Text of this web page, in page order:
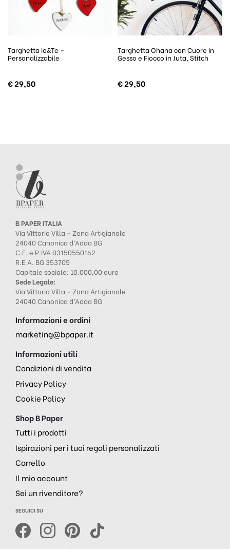
Targhetta Io&Te –
Personalizzabile
€29,50
Targhetta Ohana con Cuore in
Gesso e Fiocco in Juta, Stitch
€29,50
B PAPER ITALIA
Via Vittorio Villa – Zona Artigianale
24040 Canonica d’Adda BG
C.F. e P.IVA 03150550162
R.E.A. BG 353705
Capitale sociale: 10.000,00 euro
Sede Legale:
Via Vittorio Villa – Zona Artigianale
24040 Canonica d’Adda BG
Informazioni e ordini
marketing@bpaper.it
Informazioni utili
Condizioni di vendita
Privacy Policy
Cookie Policy
Shop B Paper
Tutti i prodotti
Ispirazioni per i tuoi regali personalizzati
Carrello
Il mio account
Sei un rivenditore?
SEGUICI SU